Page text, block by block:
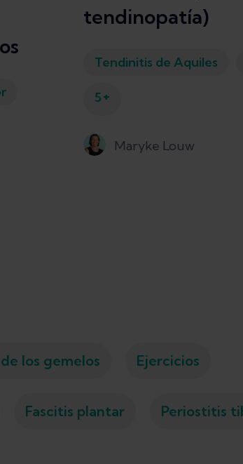
tendinopatía)
Tendinitis de Aquiles
5+
Maryke Louw
los gemelos Ejercicios
Fascitis plantar Periostitis